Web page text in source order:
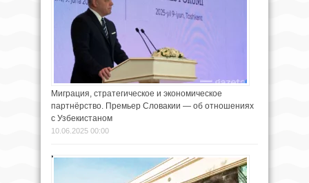
Миграция, стратегическое и экономическое
партнёрство. Премьер Словакии — об отношениях
с Узбекистаном
10.06.2025 00:00